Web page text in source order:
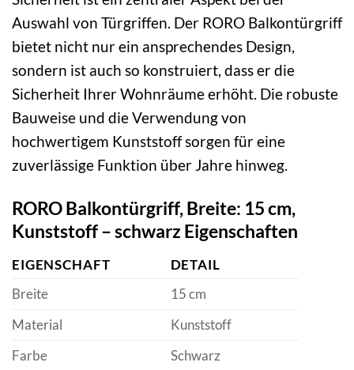
Auswahl von Türgriffen. Der RORO Balkontürgriff
bietet nicht nur ein ansprechendes Design,
sondern ist auch so konstruiert, dass er die
Sicherheit Ihrer Wohnräume erhöht. Die robuste
Bauweise und die Verwendung von
hochwertigem Kunststoff sorgen für eine
zuverlässige Funktion über Jahre hinweg.
RORO Balkontürgriff, Breite: 15 cm,
Kunststoff – schwarz Eigenschaften
EIGENSCHAFT
DETAIL
Breite
15 cm
Material
Kunststoff
Farbe
Schwarz